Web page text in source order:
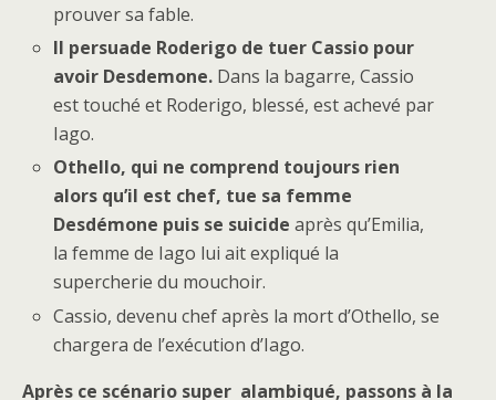
prouver sa fable.
Il persuade Roderigo de tuer Cassio pour
avoir Desdemone. Dans la bagarre, Cassio
est touché et Roderigo, blessé, est achevé par
Iago.
Othello, qui ne comprend toujours rien
alors qu’il est chef, tue sa femme
Desdémone puis se suicide après qu’Emilia,
la femme de Iago lui ait expliqué la
supercherie du mouchoir.
Cassio, devenu chef après la mort d’Othello, se
chargera de l’exécution d’Iago.
Après ce scénario super alambiqué, passons à la